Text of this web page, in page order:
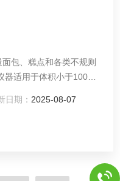
包、糕点和各类不规则
适用于体积小于1000
日期： 2025-08-07